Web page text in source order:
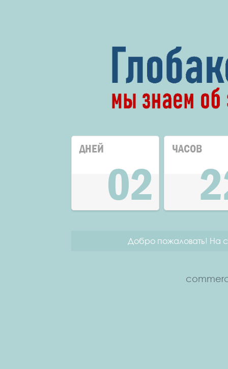
ДНЕЙ
02
ЧАСОВ
Добро пожаловать! На